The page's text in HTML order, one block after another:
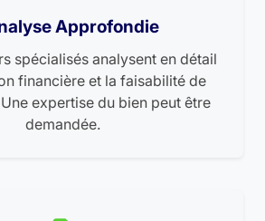
Approfondie
spécialisés analysent en détail
financière et la faisabilité de
expertise du bien peut être
demandée.